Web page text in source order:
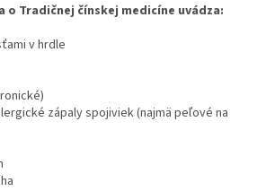
Tradičnej čínskej medicíne uvádza:
v hrdle
zápaly spojiviek (najmä peľové na